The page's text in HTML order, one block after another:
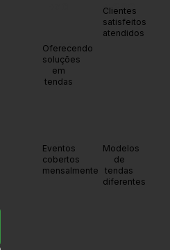
anos
Oferecendo
soluções
em
tendas
+1200
Clientes
satisfeitos
atendidos
+20
Eventos
cobertos
mensalmente
+20
Modelos
de
tendas
diferentes